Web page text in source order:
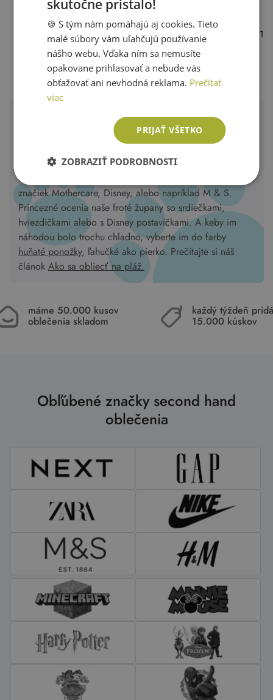
Prezeráte si 1. stránku z 1
Dievčenské župany a plavky, Tu
Po veľkom dobrodružstve v bazéne alebo vo vani zabaľte
vašich malých plavcov do hrejivých županov s rozkošnými
detskými motívmi s kapuckou alebo bez nej od overených
značiek Mothercare, Disney, alebo napríklad M & S.
Princezné ocenia naše froté župany so srdiečkami,
hviezdičkami alebo s Disney postavičkami. A keby im
náhodou bolo trochu chladno, vyberte im do farby
huňaté ponožky, ľahučké ako pierko. Prečítajte si náš
článok Ako sa obliecť na pláž.
máme 50.000 kusov
oblečenia skladom
každý týždeň
15.000 kúskov
Obľúbené značky second hand
oblečenia
ENGLISH
skutočne pristalo!
🍪 S tým nám pomáhajú aj cookies. Tieto
malé súbory vám uľahčujú používanie
nášho webu. Vďaka ním sa nemusíte
opakovane prihlasovať a nebude vás
obťažovať ani nevhodná reklama. Prečítať
viac
PRIJAŤ VŠETKO
ZOBRAZIŤ PODROBNOSTI